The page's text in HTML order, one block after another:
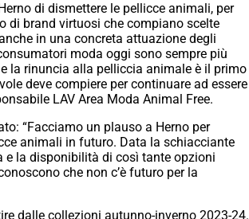
di dismettere le pellicce animali, per
di brand virtuosi che compiano scelte
in una concreta attuazione degli
moda oggi sono sempre più
la rinuncia alla pelliccia animale è il primo
deve compiere per continuare ad essere
LAV Area Moda Animal Free.
“Facciamo un plauso a Herno per
animali in futuro. Data la schiacciante
e la disponibilità di così tante opzioni
che non c’è futuro per la
dalle collezioni autunno-inverno 2023-24.